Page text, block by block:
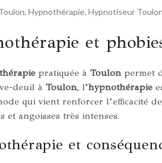
, Hypnothérapie, Hypnotiseur Toulon
et
pratiquée à Toulon permet
deuil à Toulon, l‘hypnothérapie
qui vient renforcer l’efficacité de
et angoisses très intenses.
et